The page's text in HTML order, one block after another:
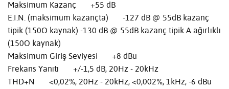
Maksimum Kazanç +55 dB
E.I.N. (maksimum kazançta) -127 dB @ 55dB kazanç
tipik (150O kaynak) -130 dB @ 55dB kazanç tipik A ağırlıklı
(150O kaynak)
Maksimum Giriş Seviyesi +8 dBu
Frekans Yanıtı +/-1,5 dB, 20Hz - 20kHz
THD+N <0,02%, 20Hz - 20kHz, <0,002%, 1kHz, -6 dBu